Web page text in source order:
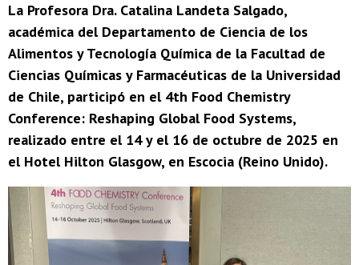
La Profesora Dra. Catalina Landeta Salgado,
académica del Departamento de Ciencia de los
Alimentos y Tecnología Química de la Facultad de
Ciencias Químicas y Farmacéuticas de la Universidad
de Chile, participó en el 4th Food Chemistry
Conference: Reshaping Global Food Systems,
realizado entre el 14 y el 16 de octubre de 2025 en
el Hotel Hilton Glasgow, en Escocia (Reino Unido).